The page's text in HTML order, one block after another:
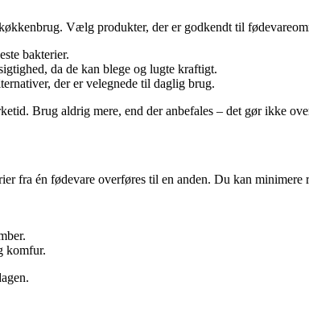
Vælg produkter, der er godkendt til
bakterier.
da de kan blege og lugte kraftigt.
der er velegnede til daglig brug.
Brug aldrig mere, end der anbefales – det gør ikke
fra én fødevare overføres til en anden. Du kan minimere
komfur.